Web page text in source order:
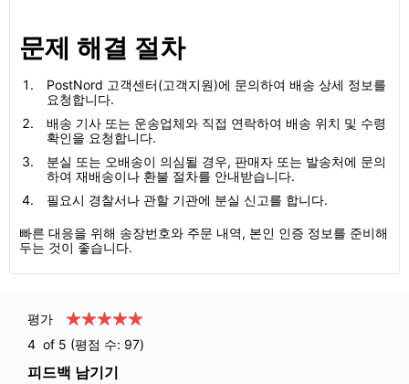
문제 해결 절차
PostNord 고객센터(고객지원)에 문의하여 배송 상세 정보를
요청합니다.
배송 기사 또는 운송업체와 직접 연락하여 배송 위치 및 수령
확인을 요청합니다.
분실 또는 오배송이 의심될 경우, 판매자 또는 발송처에 문의
하여 재배송이나 환불 절차를 안내받습니다.
필요시 경찰서나 관할 기관에 분실 신고를 합니다.
빠른 대응을 위해 송장번호와 주문 내역, 본인 인증 정보를 준비해
두는 것이 좋습니다.
평가
4 of 5 (평점 수: 97)
피드백 남기기